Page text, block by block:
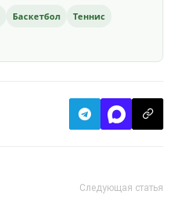
Баскетбол
Теннис
Следующая статья